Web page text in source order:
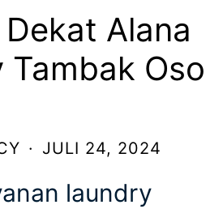
Alana
Tambak Oso
· JULI 24, 2024
laundry